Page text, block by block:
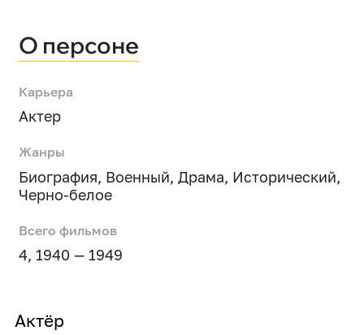
О персоне
Карьера
Актер
Жанры
Биография, Военный, Драма, Исторический,
Черно-белое
Всего фильмов
4, 1940 — 1949
Актёр